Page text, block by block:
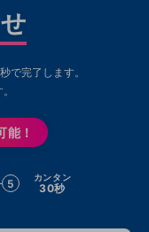
で完了します。
能！
5 カンタン
30秒